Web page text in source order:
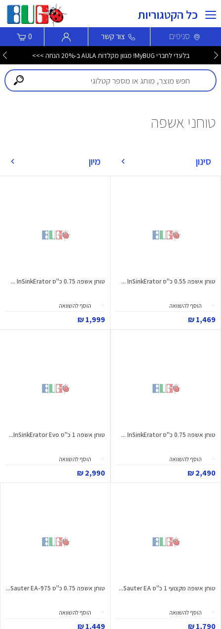
כל הקטגוריות
סניפים צור קשר 0
בלעדי לחברי MyBUG! מגוון מקלדות AULA ב-20% הנחה >>>
טוחני אשפה
סינון מיון
טוחן אשפה 0.55 כ"ס InSinkErator ...
הוסף להשוואה
1,469 ₪
טוחן אשפה 0.75 כ"ס InSinkErator ...
הוסף להשוואה
1,999 ₪
טוחן אשפה 0.75 כ"ס InSinkErator ...
הוסף להשוואה
2,490 ₪
טוחן אשפה 1 כ"ס InSinkErator Evo...
הוסף להשוואה
2,990 ₪
טוחן אשפה מקצועי 1 כ"ס Sauter EA...
הוסף להשוואה
1,790 ₪
טוחן אשפה 0.75 כ"ס Sauter EA-975...
הוסף להשוואה
1,449 ₪